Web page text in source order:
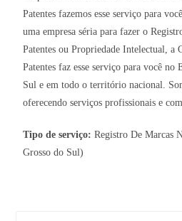
Patentes fazemos esse serviço para
uma empresa séria para fazer o
Patentes ou Propriedade Intelectual, a
Patentes faz esse serviço para você no
Sul e em todo o território nacional.
oferecendo serviços profissionais e
Tipo de serviço:Registro De Marcas
Grosso do Sul)